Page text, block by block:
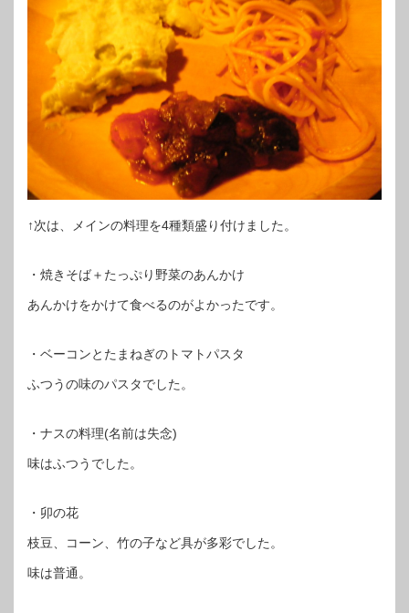
↑次は、メインの料理を4種類盛り付けました。
・焼きそば＋たっぷり野菜のあんかけ
あんかけをかけて食べるのがよかったです。
・ベーコンとたまねぎのトマトパスタ
ふつうの味のパスタでした。
・ナスの料理(名前は失念)
味はふつうでした。
・卯の花
枝豆、コーン、竹の子など具が多彩でした。
味は普通。